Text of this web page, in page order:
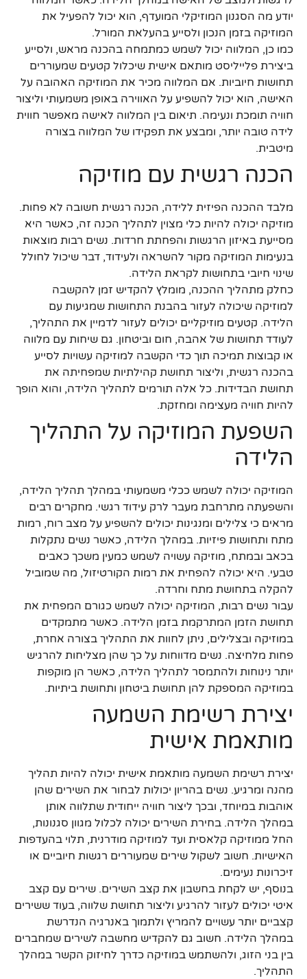
יודע מה הסגנון המוזיקלי המועדף, הוא יכול להפעיל את
המוזיקה בזמן הנכון ולסייע בהעלאת המורל.
כמו כן, המלווה יכול לשמש כמתמחה בהכנה מראש, ולסייע
ביצירת פלייליסט מותאם אישית שיכלול קטעים שמעוררים
תחושות חיוביות. אם המלווה מכיר את המוזיקה האהובה על
האישה, הוא יכול להשפיע על האווירה באופן משמעותי וליצור
חוויה תומכת ונעימה. תיאום בין המלווה לאישה מאפשר חווית
לידה טובה יותר, ומבצע את תפקידו של המלווה בצורה
מיטבית.
הכנה רגשית עם מוזיקה
מלבד ההכנה הפיזית ללידה, הכנה רגשית חשובה לא פחות.
מוזיקה יכולה להיות כלי מצוין לתהליך הכנה זה, כאשר היא
מסייעת באיזון הרגשות והפחתת חרדות. נשים רבות מוצאות
בנעימות המוזיקה מקור להשראה ולעידוד, דבר שיכול לחולל
שינוי חיובי בתחושות לקראת הלידה.
כחלק מתהליך ההכנה, מומלץ להקדיש זמן להקשבה
למוזיקה שיכולה לעזור בהבנת התחושות שמגיעות עם
הלידה. קטעים מוזיקליים יכולים לעזור לדמיין את התהליך,
לעודד תחושות של אהבה, חום וביטחון. גם שיחות עם מלווה
או קבוצות תמיכה תוך כדי הקשבה למוזיקה עשויות לסייע
בהכנה רגשית, וליצור תחושת קהילתיות שמפחיתה את
תחושת הבדידות. כל אלה תורמים לתהליך הלידה, והוא הופך
להיות חוויה מעצימה ומחזקת.
השפעת המוזיקה על התהליך
הלידה
המוזיקה יכולה לשמש ככלי משמעותי במהלך תהליך הלידה,
והשפעתה מתרחבת מעבר לרק עידוד רגשי. מחקרים רבים
מראים כי צלילים ומנגינות יכולים להשפיע על מצב רוח, רמות
מתח ותחושות פיזיות. במהלך הלידה, כאשר נשים נתקלות
בכאב ובמתח, מוזיקה עשויה לשמש כמעין משכך כאבים
טבעי. היא יכולה להפחית את רמות הקורטיזול, מה שמוביל
להקלה בתחושת מתח וחרדה.
עבור נשים רבות, המוזיקה יכולה לשמש כגורם המפחית את
תחושת הזמן המתרקמת בזמן הלידה. כאשר מתמקדים
במוזיקה ובצלילים, ניתן לחוות את התהליך בצורה אחרת,
פחות מלחיצה. נשים מדווחות על כך שהן מצליחות להרגיש
יותר נינוחות ולהתמסר לתהליך הלידה, כאשר הן מוקפות
במוזיקה המספקת להן תחושת ביטחון ותחושת ביתיות.
יצירת רשימת השמעה
מותאמת אישית
יצירת רשימת השמעה מותאמת אישית יכולה להיות תהליך
מהנה ומרגיע. נשים בהריון יכולות לבחור את השירים שהן
אוהבות במיוחד, ובכך ליצור חוויה ייחודית שתלווה אותן
במהלך הלידה. בחירת השירים יכולה לכלול מגוון סגנונות,
החל ממוזיקה קלאסית ועד למוזיקה מודרנית, תלוי בהעדפות
האישיות. חשוב לשקול שירים שמעוררים רגשות חיוביים או
זיכרונות נעימים.
בנוסף, יש לקחת בחשבון את קצב השירים. שירים עם קצב
איטי יכולים לעזור להרגיע וליצור תחושת שלווה, בעוד ששירים
קצביים יותר עשויים להמריץ ולתמוך באנרגיה הנדרשת
במהלך הלידה. חשוב גם להקדיש מחשבה לשירים שמחברים
בין בני הזוג, ולהשתמש במוזיקה כדרך לחיזוק הקשר במהלך
התהליך.